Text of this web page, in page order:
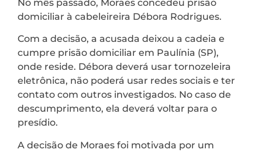
No mês passado, Moraes concedeu prisão
domiciliar à cabeleireira Débora Rodrigues.
Com a decisão, a acusada deixou a cadeia e
cumpre prisão domiciliar em Paulínia (SP),
onde reside. Débora deverá usar tornozeleira
eletrônica, não poderá usar redes sociais e ter
contato com outros investigados. No caso de
descumprimento, ela deverá voltar para o
presídio.
A decisão de Moraes foi motivada por um